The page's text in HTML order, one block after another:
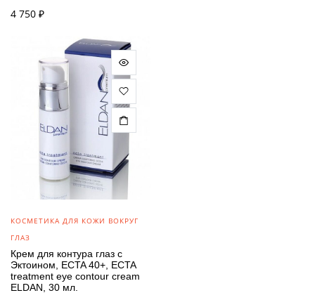
4 750 ₽
КОСМЕТИКА ДЛЯ КОЖИ ВОКРУГ
ГЛАЗ
Крем для контура глаз с
Эктоином, ECTA 40+, ECTA
treatment eye contour cream
ELDAN, 30 мл.